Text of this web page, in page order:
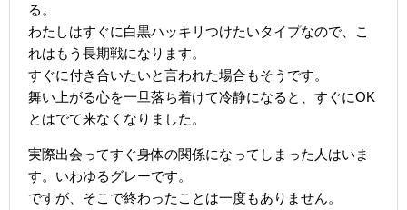
る。
わたしはすぐに白黒ハッキリつけたいタイプなので、こ
れはもう長期戦になります。
すぐに付き合いたいと言われた場合もそうです。
舞い上がる心を一旦落ち着けて冷静になると、すぐにOK
とはでて来なくなりました。
実際出会ってすぐ身体の関係になってしまった人はいま
す。いわゆるグレーです。
ですが、そこで終わったことは一度もありません。